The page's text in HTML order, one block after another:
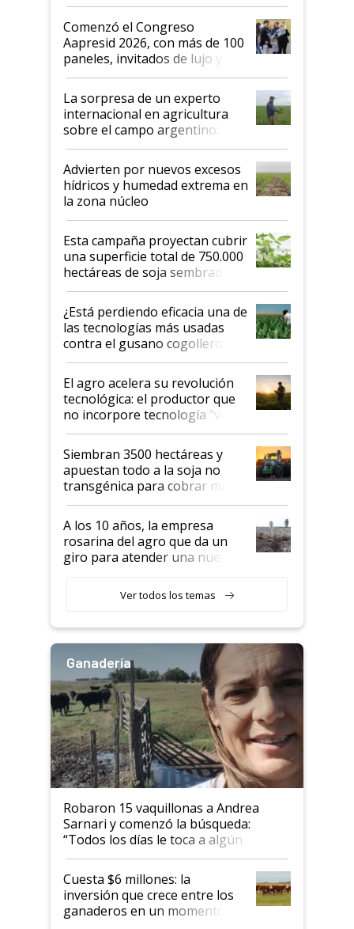
Argentina se sigan discutiendo
las mismas cosas de hace 50
años"
Comenzó el Congreso
Aapresid 2026, con más de 100
paneles, invitados de lujo y
todas las tendencias
La sorpresa de un experto
internacional en agricultura
sobre el campo argentino:
"Estoy muy impresionado"
Advierten por nuevos excesos
hídricos y humedad extrema en
la zona núcleo
Esta campaña proyectan cubrir
una superficie total de 750.000
hectáreas de soja sembradas
con una nueva generación de
variedades que marcan un
salto tecnológico en genética y
rendimiento
¿Está perdiendo eficacia una de
las tecnologías más usadas
contra el gusano cogollero? El
desafío de una tecnología clave
El agro acelera su revolución
tecnológica: el productor que
no incorpore tecnología "va a
perder el tren"
Siembran 3500 hectáreas y
apuestan todo a la soja no
transgénica para cobrar más
por tonelada: compraron un
semillero
A los 10 años, la empresa
rosarina del agro que da un
giro para atender una nueva
Ver todos los temas
Ganadería
Robaron 15 vaquillonas a Andrea
Sarnari y comenzó la búsqueda:
“Todos los días le toca a algún
productor”
Cuesta $6 millones: la
inversión que crece entre los
ganaderos en un momento